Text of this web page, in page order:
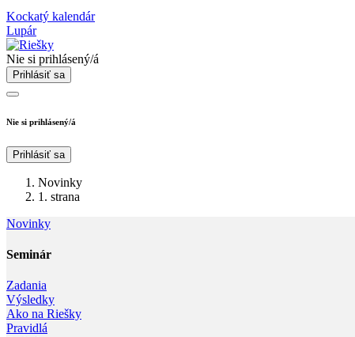
Kockatý kalendár
Lupár
Nie si prihlásený/á
Prihlásiť sa
Nie si prihlásený/á
Prihlásiť sa
Novinky
1. strana
Novinky
Seminár‎
Zadania
Výsledky
Ako na Riešky
Pravidlá